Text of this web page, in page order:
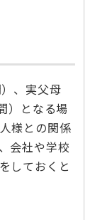
、実父母
）となる場
様との関係
会社や学校
しておくと